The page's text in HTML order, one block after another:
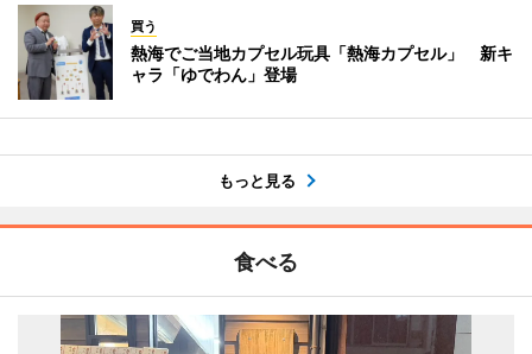
買う
熱海でご当地カプセル玩具「熱海カプセル」 新キ
ャラ「ゆでわん」登場
もっと見る
食べる